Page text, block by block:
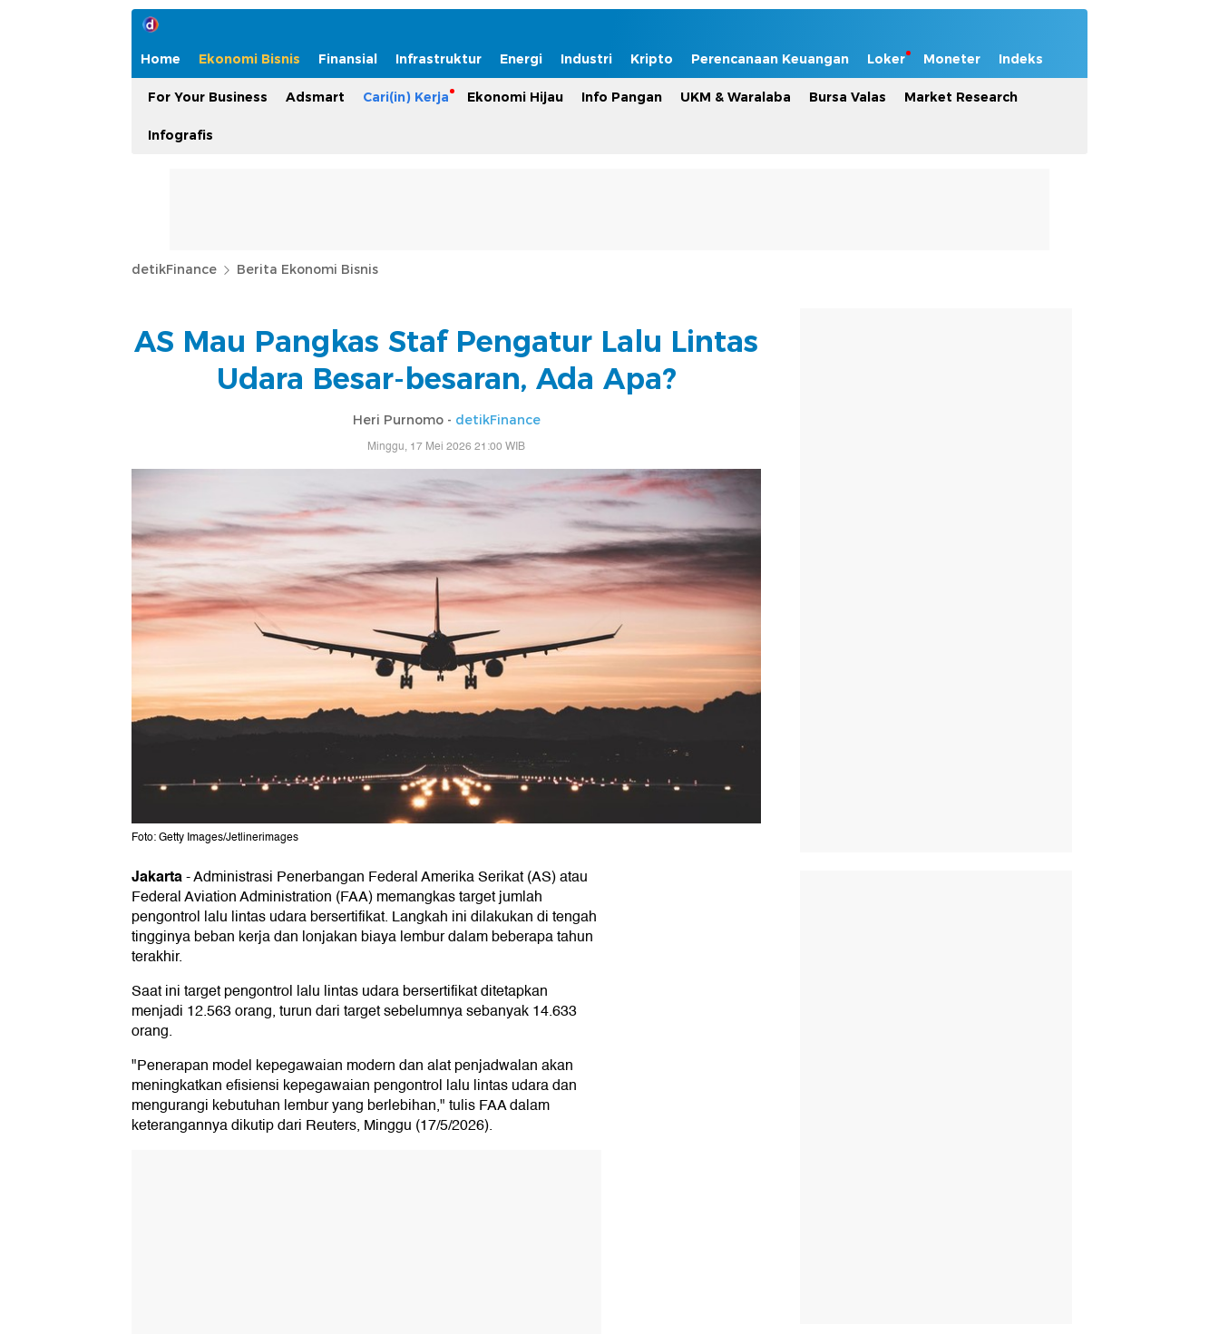
Home Ekonomi Bisnis Finansial Infrastruktur Energi Industri Kripto Perencanaan Keuangan Loker Moneter Indeks
For Your Business Adsmart Cari(in) Kerja Ekonomi Hijau Info Pangan UKM & Waralaba Bursa Valas Market Research
Infografis
detikFinance Berita Ekonomi Bisnis
AS Mau Pangkas Staf Pengatur Lalu Lintas
Udara Besar-besaran, Ada Apa?
Heri Purnomo - detikFinance
Minggu, 17 Mei 2026 21:00 WIB
Foto: Getty Images/Jetlinerimages
Jakarta-Administrasi Penerbangan Federal Amerika Serikat (AS) atau
Federal Aviation Administration (FAA) memangkas target jumlah
pengontrol lalu lintas udara bersertifikat. Langkah ini dilakukan di tengah
tingginya beban kerja dan lonjakan biaya lembur dalam beberapa tahun
terakhir.
Saat ini target pengontrol lalu lintas udara bersertifikat ditetapkan
menjadi 12.563 orang, turun dari target sebelumnya sebanyak 14.633
orang.
"Penerapan model kepegawaian modern dan alat penjadwalan akan
meningkatkan efisiensi kepegawaian pengontrol lalu lintas udara dan
mengurangi kebutuhan lembur yang berlebihan," tulis FAA dalam
keterangannya dikutip dari Reuters, Minggu (17/5/2026).